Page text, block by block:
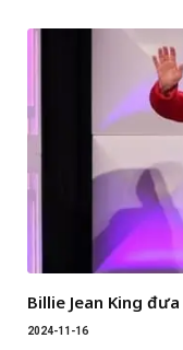
Billie Jean King
2024-11-16